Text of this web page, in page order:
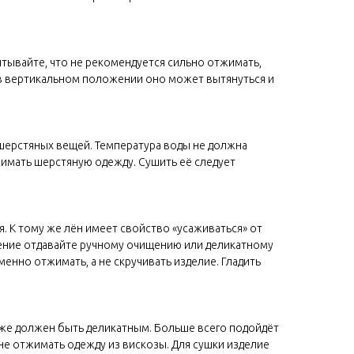
что не рекомендуется сильно отжимать,
вертикальном положении оно может вытянуться и
вещей. Температура воды не должна
шерстяную одежду. Сушить её следует
К тому же лён имеет свойство «усаживаться» от
отдавайте ручному очищению или деликатному
отжимать, а не скручивать изделие. Гладить
должен быть деликатным. Больше всего подойдёт
отжимать одежду из вискозы. Для сушки изделие